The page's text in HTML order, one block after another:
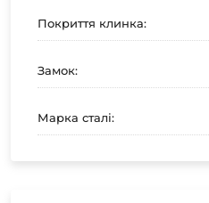
Покриття клинка:
Замок:
Марка сталі: